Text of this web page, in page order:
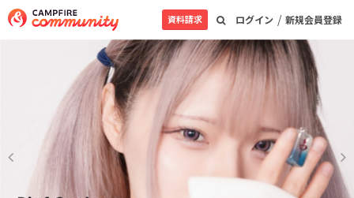
ログイン / 新規会員登録
資料請求